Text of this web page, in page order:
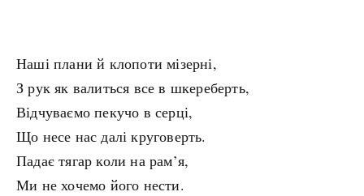
Наші плани й клопоти мізерні,
З рук як валиться все в шкереберть,
Відчуваємо пекучо в серці,
Що несе нас далі круговерть.
Падає тягар коли на рам’я,
Ми не хочемо його нести.